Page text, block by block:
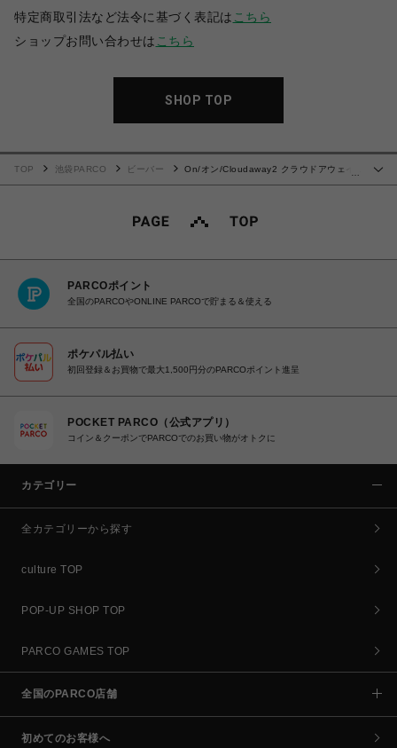
特定商取引法など法令に基づく表記は こちら
ショップお問い合わせは こちら
SHOP TOP
TOP 池袋PARCO ビーバー
On/オン/Cloudaway2 クラウドアウェイ2
PARCOポイント
全国のPARCOやONLINE PARCOで貯まる＆使える
ポケパル払い
初回登録＆お買物で最大1,500円分のPARCOポイント進呈
POCKET PARCO（公式アプリ）
コイン＆クーポンでPARCOでのお買い物がオトクに
カテゴリー
全カテゴリーから探す
culture TOP
POP-UP SHOP TOP
PARCO GAMES TOP
全国のPARCO店舗
初めてのお客様へ